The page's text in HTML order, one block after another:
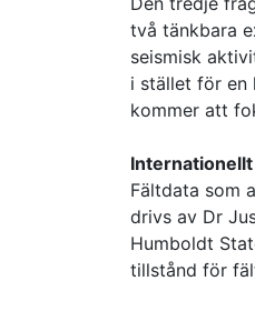
två tänkbara
seismisk
i stället för en
kommer att
Fältdata som
drivs av Dr
Humboldt
tillstånd för